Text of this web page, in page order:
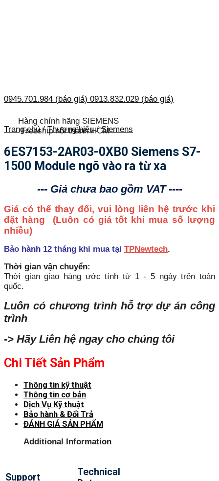
0945.701.984 (báo giá) 0913.832.029 (báo giá)
Hàng chính hãng SIEMENS
Freeship nội thành HCM
Trang chủ / Thương hiệu / Siemens
6ES7153-2AR03-0XB0 Siemens S7-
1500 Module ngõ vào ra từ xa
--- Giá chưa bao gồm VAT ----
Giá có thể thay đổi, vui lòng liên hệ trước khi
đặt hàng (Luôn có giá tốt khi mua số lượng
nhiều)
Bảo hành 12 tháng khi mua tại TPNewtech.
Thời gian vận chuyển:
Thời gian giao hàng ước tính từ 1 - 5 ngày trên toàn
quốc.
Luôn có chương trình hỗ trợ dự án công
trình
-> Hãy Liên hệ ngay cho chúng tôi
Chi Tiết Sản Phẩm
Thông tin kỹ thuật
Thông tin cơ bản
Dịch Vụ Kỹ thuật
Bảo hành & Đổi Trả
ĐÁNH GIÁ SẢN PHẨM
Additional Information
Support
Technical